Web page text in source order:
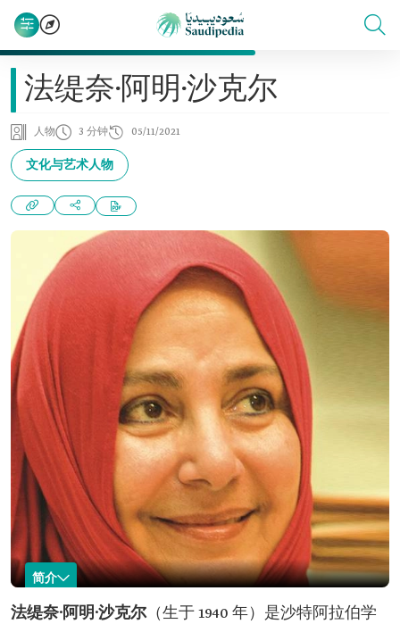
法缇奈·阿明·沙克尔
人物 3 分钟 05/11/2021
文化与艺术人物
简介
法缇奈·阿明·沙克尔
法缇奈·阿明·沙克尔（生于 1940 年）是沙特阿拉伯学